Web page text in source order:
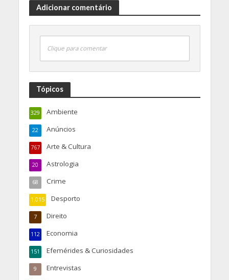
Adicionar comentário
Clique para comentar
Tópicos
Ambiente
329
Anúncios
22
Arte & Cultura
767
Astrologia
20
Crime
68
Desporto
1.015
Direito
7
Economia
112
Efemérides & Curiosidades
151
Entrevistas
9